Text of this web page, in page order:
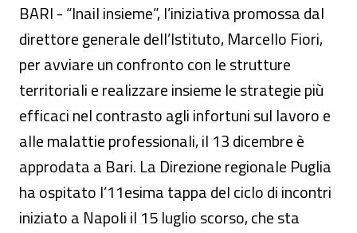
BARI - “Inail insieme”, l’iniziativa promossa dal
direttore generale dell’Istituto, Marcello Fiori,
per avviare un confronto con le strutture
territoriali e realizzare insieme le strategie più
efficaci nel contrasto agli infortuni sul lavoro e
alle malattie professionali, il 13 dicembre è
approdata a Bari. La Direzione regionale Puglia
ha ospitato l’11esima tappa del ciclo di incontri
iniziato a Napoli il 15 luglio scorso, che sta